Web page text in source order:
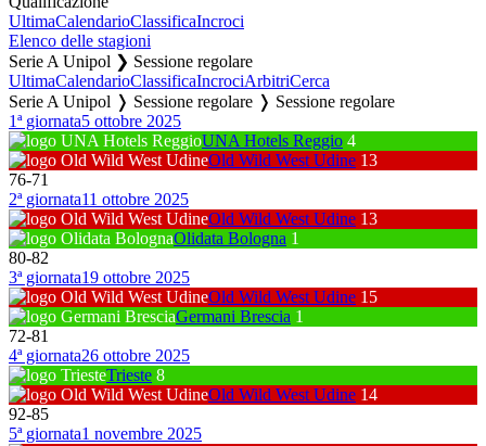
UltimaCalendarioClassificaIncroci
Elenco delle stagioni
Serie A Unipol ❯ Sessione regolare
UltimaCalendarioClassificaIncrociArbitriCerca
Serie A Unipol ❭ Sessione regolare ❭ Sessione regolare
1ª giornata5 ottobre 2025
UNA Hotels Reggio 4
Old Wild West Udine 13
76-71
2ª giornata11 ottobre 2025
Old Wild West Udine 13
Olidata Bologna 1
80-82
3ª giornata19 ottobre 2025
Old Wild West Udine 15
Germani Brescia 1
72-81
4ª giornata26 ottobre 2025
Trieste 8
Old Wild West Udine 14
92-85
5ª giornata1 novembre 2025